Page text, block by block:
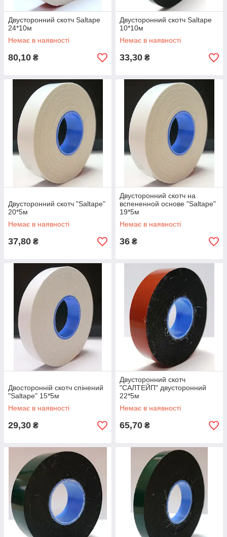
Двусторонний скотч Saltape
24*10м
Немає в наявності
80,10 ₴
Двусторонний скотч Saltape
10*10м
Немає в наявності
33,30 ₴
Двусторонний скотч "Saltape"
20*5м
Немає в наявності
37,80 ₴
Двусторонний скотч на
вспененной основе "Saltape"
19*5м
Немає в наявності
36 ₴
Двосторонній скотч спінений
"Saltape" 15*5м
Немає в наявності
29,30 ₴
Двусторонний скотч
"САЛТЕЙП" двусторонний
22*5м
Немає в наявності
65,70 ₴